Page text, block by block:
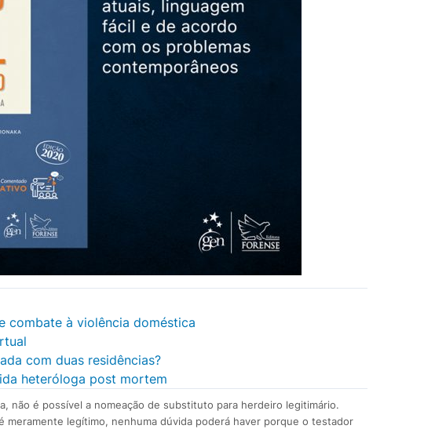
combate à violência doméstica
com duas residências?
heteróloga post mortem
não é possível a nomeação de substituto para herdeiro legitimário.
meramente legítimo, nenhuma dúvida poderá haver porque o testador